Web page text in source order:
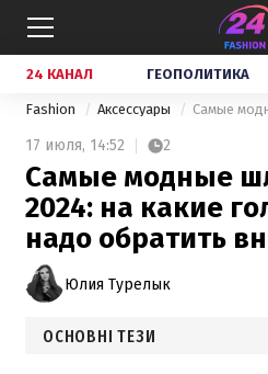
24 КАНАЛ ГЕОПОЛИТИКА
Fashion Аксессуары
17 июля, 14:52 2
Самые модные
2024: на какие
надо обратить
Юлия Турелык
ОСНОВНІ ТЕЗИ